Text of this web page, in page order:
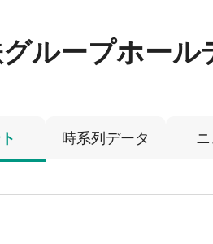
ループホール
時系列データ